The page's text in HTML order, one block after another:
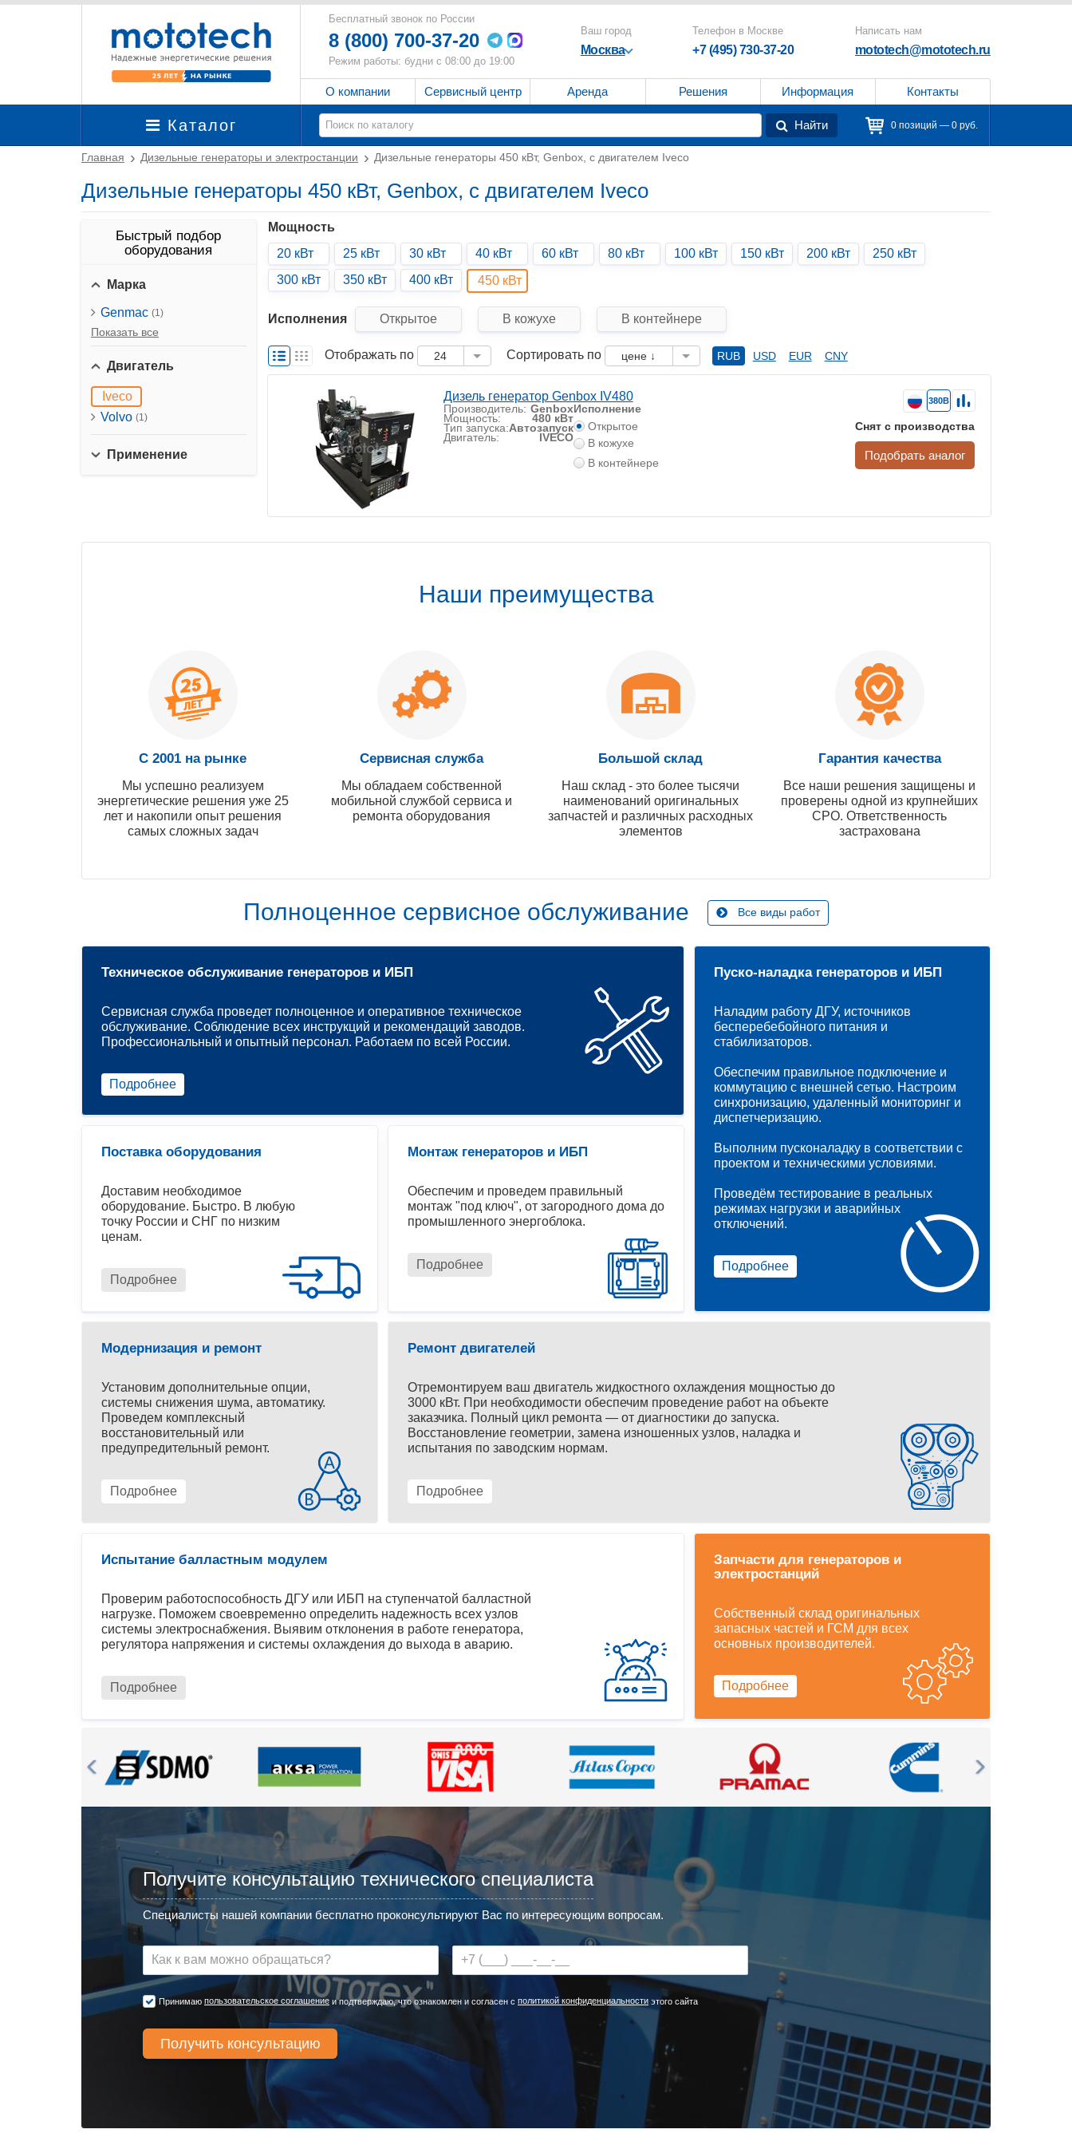
Бесплатный звонок по России
8 (800) 700-37-20
Режим работы: будни с 08:00 до 19:00
Ваш город
Москва
Телефон в Москве
+7 (495) 730-37-20
Написать нам
mototech@mototech.ru
О компании Сервисный центр Аренда Решения Информация Контакты
Каталог Найти 0 позиций — 0 руб.
Главная Дизельные генераторы и электростанции Дизельные генераторы 450 кВт, Genbox, с двигателем Iveco
Дизельные генераторы 450 кВт, Genbox, с двигателем Iveco
Быстрый подбор
оборудования
Марка
Genmac (1)
Показать все
Двигатель
Iveco
Volvo (1)
Применение
Мощность
20 кВт
25 кВт 30 кВт 40 кВт 60 кВт 80 кВт 100 кВт 150 кВт 200 кВт
250 кВт
300 кВт
350 кВт 400 кВт 450 кВт
Исполнения Открытое В кожухе В контейнере
Отображать по 24 Сортировать по цене ↓ RUB USD EUR CNY
Дизель генератор Genbox IV480
Производитель: Genbox
Мощность: 480 кВт
Тип запуска:Автозапуск
Двигатель: IVECO
Исполнение
Открытое
В кожухе
В контейнере
380В
Снят с производства
Подобрать аналог
Наши преимущества
С 2001 на рынке
Мы успешно реализуем
энергетические решения уже 25
лет и накопили опыт решения
самых сложных задач
Сервисная служба
Мы обладаем собственной
мобильной службой сервиса и
ремонта оборудования
Большой склад
Наш склад - это более тысячи
наименований оригинальных
запчастей и различных расходных
элементов
Гарантия качества
Все наши решения защищены и
проверены одной из крупнейших
СРО. Ответственность
застрахована
Полноценное сервисное обслуживание Все виды работ
Техническое обслуживание генераторов и ИБП
Сервисная служба проведет полноценное и оперативное техническое
обслуживание. Соблюдение всех инструкций и рекомендаций заводов.
Профессиональный и опытный персонал. Работаем по всей России.
Подробнее
Поставка оборудования
Доставим необходимое
оборудование. Быстро. В любую
точку России и СНГ по низким
ценам.
Подробнее
Монтаж генераторов и ИБП
Обеспечим и проведем правильный
монтаж "под ключ", от загородного дома до
промышленного энергоблока.
Подробнее
Пуско-наладка генераторов и ИБП
Наладим работу ДГУ, источников
бесперебебойного питания и
стабилизаторов.
Обеспечим правильное подключение и
коммутацию с внешней сетью. Настроим
синхронизацию, удаленный мониторинг и
диспетчеризацию.
Выполним пусконаладку в соответствии с
проектом и техническими условиями.
Проведём тестирование в реальных
режимах нагрузки и аварийных
отключений.
Подробнее
Ремонт двигателей
Отремонтируем ваш двигатель жидкостного охлаждения мощностью до
3000 кВт. При необходимости обеспечим проведение работ на объекте
заказчика. Полный цикл ремонта — от диагностики до запуска.
Восстановление геометрии, замена изношенных узлов, наладка и
испытания по заводским нормам.
Подробнее
Модернизация и ремонт
Установим дополнительные опции,
системы снижения шума, автоматику.
Проведем комплексный
восстановительный или
предупредительный ремонт.
Подробнее
Запчасти для генераторов и
электростанций
Собственный склад оригинальных
запасных частей и ГСМ для всех
основных производителей.
Подробнее
Испытание балластным модулем
Проверим работоспособность ДГУ или ИБП на ступенчатой балластной
нагрузке. Поможем своевременно определить надежность всех узлов
системы электроснабжения. Выявим отклонения в работе генератора,
регулятора напряжения и системы охлаждения до выхода в аварию.
Подробнее
Получите консультацию технического специалиста
Специалисты нашей компании бесплатно проконсультируют Вас по интересующим вопросам.
Принимаю пользовательское соглашение и подтверждаю, что ознакомлен и согласен с политикой конфиденциальности этого сайта